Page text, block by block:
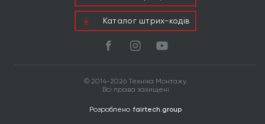
Каталог штрих-кодів
© 2014-2026 Техніка Монтажу.
Всі права захищені
Розроблено fairtech.group